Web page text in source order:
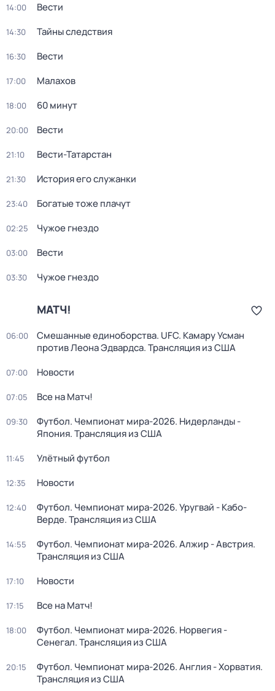
14:00 Вести
14:30 Тайны следствия
16:30 Вести
17:00 Малахов
18:00 60 минут
20:00 Вести
21:10 Вести-Татарстан
21:30 История его служанки
23:40 Богатые тоже плачут
02:25 Чужое гнездо
03:00 Вести
03:30 Чужое гнездо
МАТЧ!
06:00
Смешанные единоборства. UFC. Камару Усман
против Леона Эдвардса. Трансляция из США
07:00 Новости
07:05 Все на Матч!
09:30
Футбол. Чемпионат мира-2026. Нидерланды -
Япония. Трансляция из США
11:45 Улётный футбол
12:35 Новости
12:40
Футбол. Чемпионат мира-2026. Уругвай - Кабо-
Верде. Трансляция из США
14:55
Футбол. Чемпионат мира-2026. Алжир - Австрия.
Трансляция из США
17:10 Новости
17:15 Все на Матч!
18:00
Футбол. Чемпионат мира-2026. Норвегия -
Сенегал. Трансляция из США
20:15
Футбол. Чемпионат мира-2026. Англия - Хорватия.
Трансляция из США